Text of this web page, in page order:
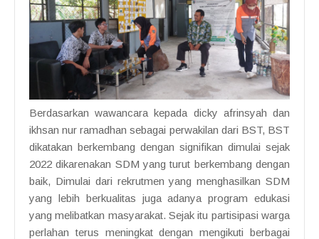
Berdasarkan wawancara kepada dicky afrinsyah dan
ikhsan nur ramadhan sebagai perwakilan dari BST, BST
dikatakan berkembang dengan signifikan dimulai sejak
2022 dikarenakan SDM yang turut berkembang dengan
baik, Dimulai dari rekrutmen yang menghasilkan SDM
yang lebih berkualitas juga adanya program edukasi
yang melibatkan masyarakat. Sejak itu partisipasi warga
perlahan terus meningkat dengan mengikuti berbagai